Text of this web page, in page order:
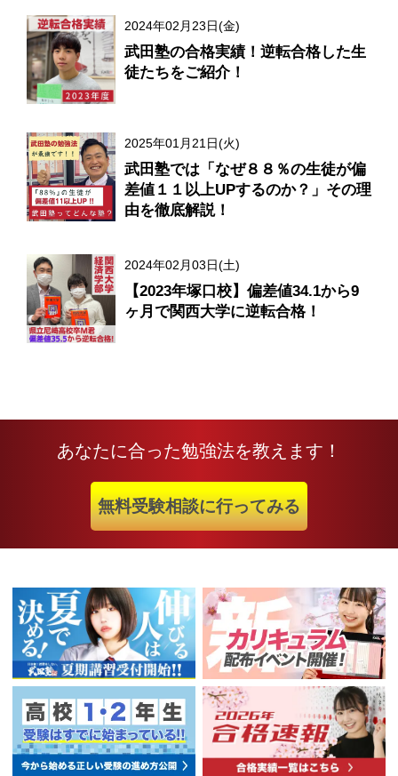
2024年02月23日(金)
武田塾の合格実績！逆転合格した生
徒たちをご紹介！
2025年01月21日(火)
武田塾では「なぜ８８％の生徒が偏
差値１１以上UPするのか？」その理
由を徹底解説！
2024年02月03日(土)
【2023年塚口校】偏差値34.1から9
ヶ月で関西大学に逆転合格！
あなたに合った勉強法を教えます！
無料受験相談に行ってみる